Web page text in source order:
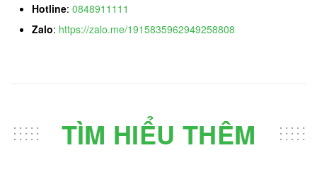
Hotline: 0848911111
Zalo: https://zalo.me/1915835962949258808
TÌM HIỂU THÊM